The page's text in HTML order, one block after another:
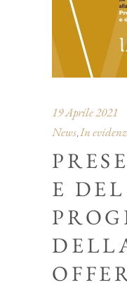
19 Aprile 2021
News, In
E DEL